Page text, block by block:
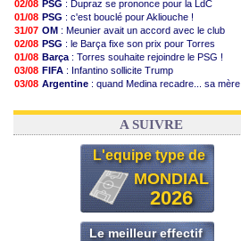
02/08 PSG : Dupraz se prononce pour la LdC
01/08 PSG : c'est bouclé pour Akliouche !
31/07 OM : Meunier avait un accord avec le club
02/08 PSG : le Barça fixe son prix pour Torres
01/08 Barça : Torres souhaite rejoindre le PSG !
03/08 FIFA : Infantino sollicite Trump
03/08 Argentine : quand Medina recadre... sa mère
03/08 OM: Paixão attire un 2e club anglais
A SUIVRE
L'equipe type de
MONDIAL
2026
Le meilleur effectif